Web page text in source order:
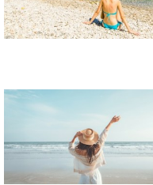
Grški otoki so idealni za
raziskovanjem. Dan lahko
z obiskom zgodovinskih
sproščenim, med
4. Raziskovalci in ljubitelji
Za nekatere so počitnice
okusov in zgodb. Če vas
kulinarika, potem so za vas
plažo. Čeprav brez lepih